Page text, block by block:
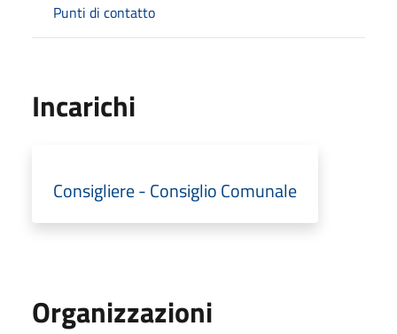
Punti di contatto
Incarichi
Consigliere - Consiglio Comunale
Organizzazioni